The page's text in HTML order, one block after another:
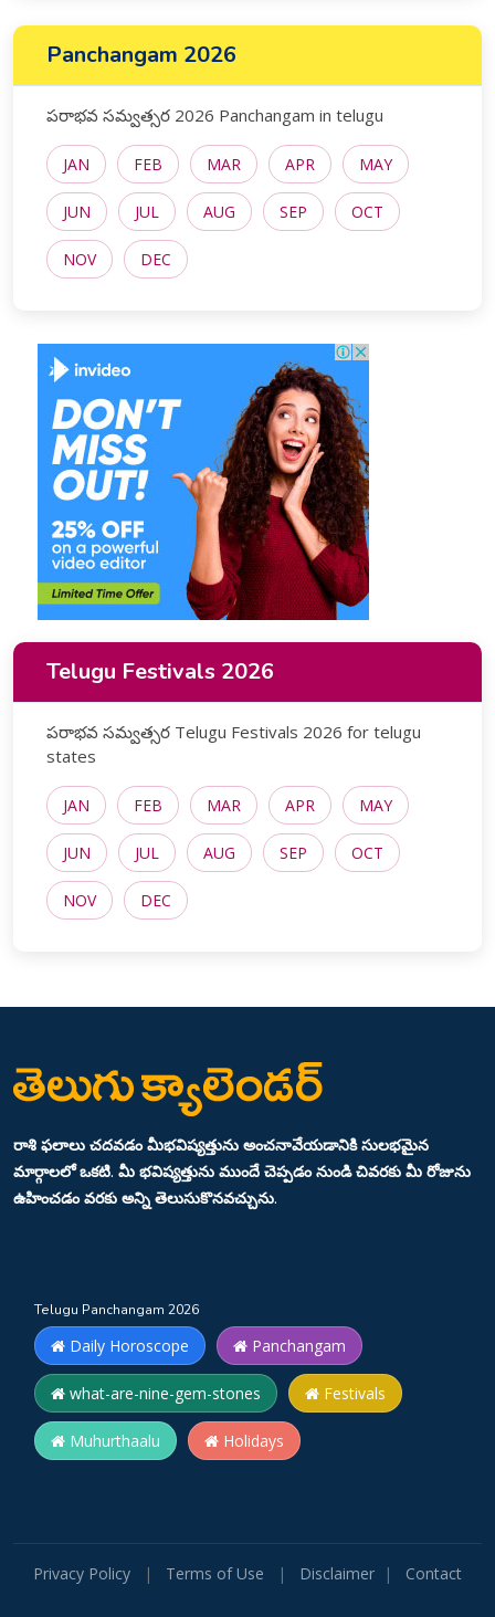
Panchangam 2026
పరాభవ సమ్వత్సర 2026 Panchangam in telugu
JAN FEB MAR APR MAY
JUN JUL AUG SEP OCT
NOV DEC
Telugu Festivals 2026
పరాభవ సమ్వత్సర Telugu Festivals 2026 for telugu
states
JAN FEB MAR APR MAY
JUN JUL AUG SEP OCT
NOV DEC
రాశి ఫలాలు చదవడం మీభవిష్యత్తును అంచనావేయడానికి సులభమైన
మార్గాలలో ఒకటి. మీ భవిష్యత్తును ముందే చెప్పడం నుండి చివరకు మీ రోజును
ఉహించడం వరకు అన్ని తెలుసుకొనవచ్చును.
Telugu Panchangam 2026
Daily Horoscope Panchangam
what-are-nine-gem-stones Festivals
Muhurthaalu Holidays
Privacy Policy | Terms of Use | Disclaimer | Contact